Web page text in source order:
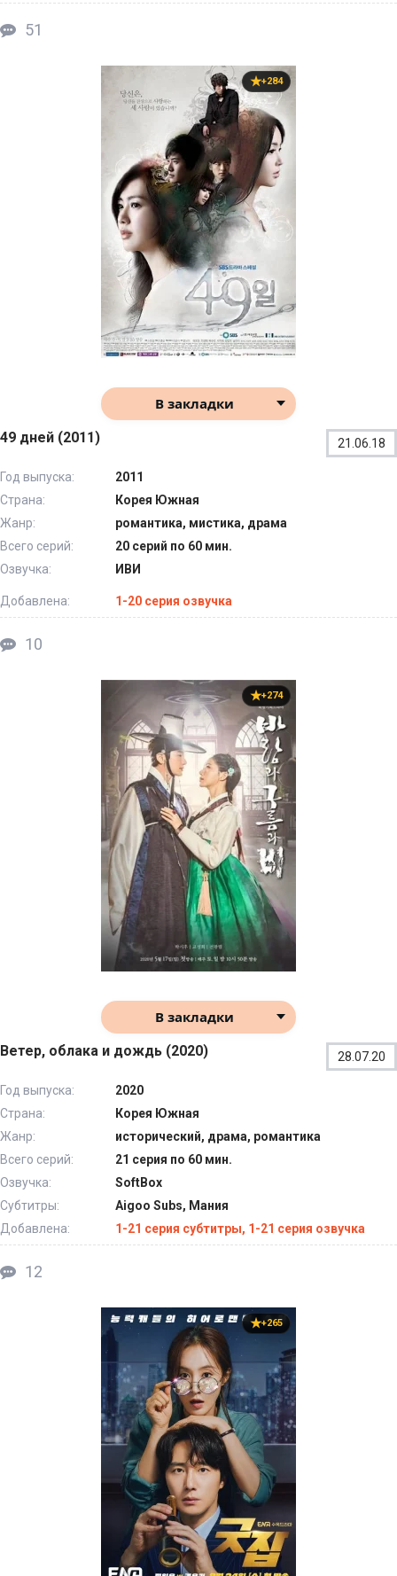
51
+284
В закладки
49 дней (2011) 21.06.18
Год выпуска:
2011
Страна:
Корея Южная
Жанр:
романтика, мистика, драма
Всего серий:
20 серий по 60 мин.
Озвучка:
ИВИ
Добавлена: 1-20 серия озвучка
10
+274
В закладки
Ветер, облака и дождь (2020) 28.07.20
Год выпуска:
2020
Страна:
Корея Южная
Жанр:
исторический, драма, романтика
Всего серий:
21 серия по 60 мин.
Озвучка:
SoftBox
Субтитры:
Aigoo Subs, Мания
Добавлена:
1-21 серия субтитры, 1-21 серия озвучка
12
+265